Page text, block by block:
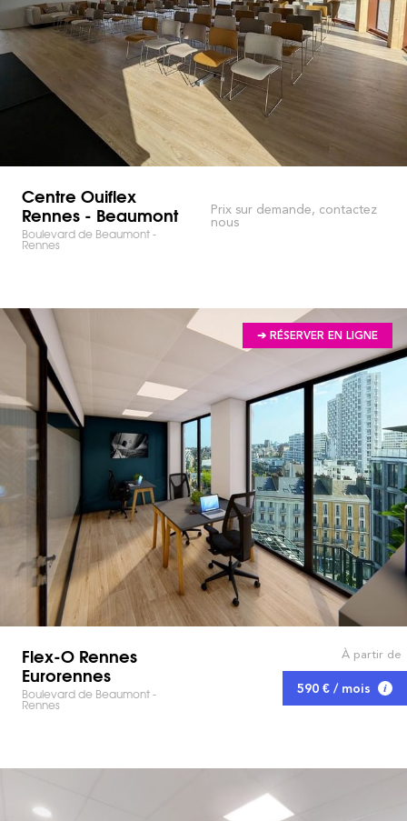
Centre Ouiflex
Rennes - Beaumont
Boulevard de Beaumont -
Rennes
Prix sur demande, contactez
nous
➔ RÉSERVER EN LIGNE
Flex-O Rennes
Eurorennes
Boulevard de Beaumont -
Rennes
À partir de
590 € / mois